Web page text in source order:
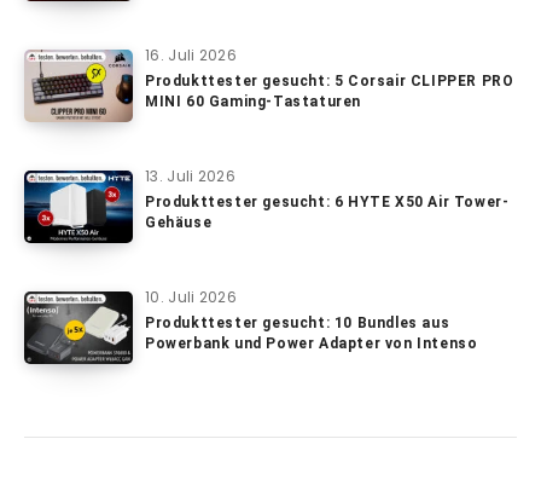
16. Juli 2026
Produkttester gesucht: 5 Corsair CLIPPER PRO
MINI 60 Gaming-Tastaturen
13. Juli 2026
Produkttester gesucht: 6 HYTE X50 Air Tower-
Gehäuse
10. Juli 2026
Produkttester gesucht: 10 Bundles aus
Powerbank und Power Adapter von Intenso